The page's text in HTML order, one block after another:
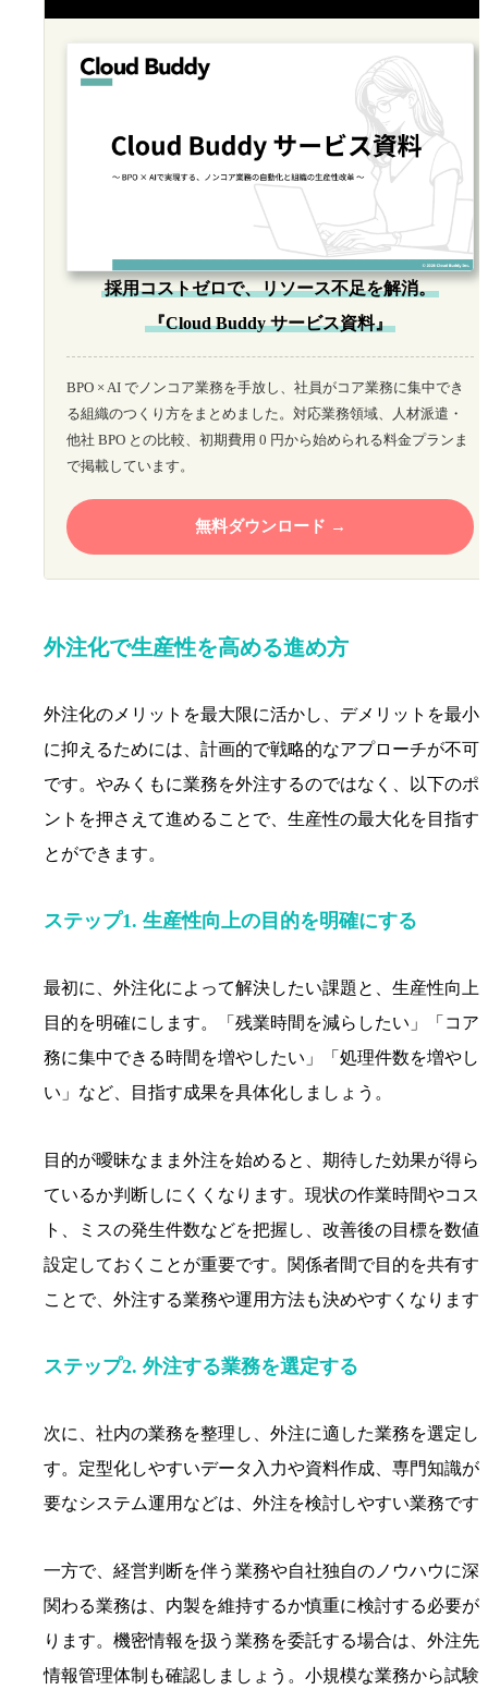
採用コストゼロで、リソース不足を解消。
『Cloud Buddy サービス資料』
BPO × AI でノンコア業務を手放し、社員がコア業務に集中でき
る組織のつくり方をまとめました。対応業務領域、人材派遣・
他社 BPO との比較、初期費用 0 円から始められる料金プランま
で掲載しています。
無料ダウンロード
外注化で生産性を高める進め方
外注化のメリットを最大限に活かし、デメリットを最小
に抑えるためには、計画的で戦略的なアプローチが不可
です。やみくもに業務を外注するのではなく、以下のポ
ントを押さえて進めることで、生産性の最大化を目指す
とができます。
ステップ1. 生産性向上の目的を明確にする
最初に、外注化によって解決したい課題と、生産性向上
目的を明確にします。「残業時間を減らしたい」「コア
務に集中できる時間を増やしたい」「処理件数を増やし
い」など、目指す成果を具体化しましょう。
目的が曖昧なまま外注を始めると、期待した効果が得ら
ているか判断しにくくなります。現状の作業時間やコス
ト、ミスの発生件数などを把握し、改善後の目標を数値
設定しておくことが重要です。関係者間で目的を共有す
ことで、外注する業務や運用方法も決めやすくなります
ステップ2. 外注する業務を選定する
次に、社内の業務を整理し、外注に適した業務を選定し
す。定型化しやすいデータ入力や資料作成、専門知識が
要なシステム運用などは、外注を検討しやすい業務です
一方で、経営判断を伴う業務や自社独自のノウハウに深
関わる業務は、内製を維持するか慎重に検討する必要が
ります。機密情報を扱う業務を委託する場合は、外注先
情報管理体制も確認しましょう。小規模な業務から試験